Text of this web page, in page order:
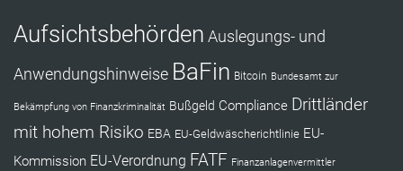
Aufsichtsbehörden Auslegungs- und
Anwendungshinweise BaFin Bitcoin Bundesamt zur
Bekämpfung von Finanzkriminalität Bußgeld Compliance Drittländer
mit hohem Risiko EBA EU-Geldwäscherichtlinie EU-
Kommission EU-Verordnung FATF Finanzanlagenvermittler